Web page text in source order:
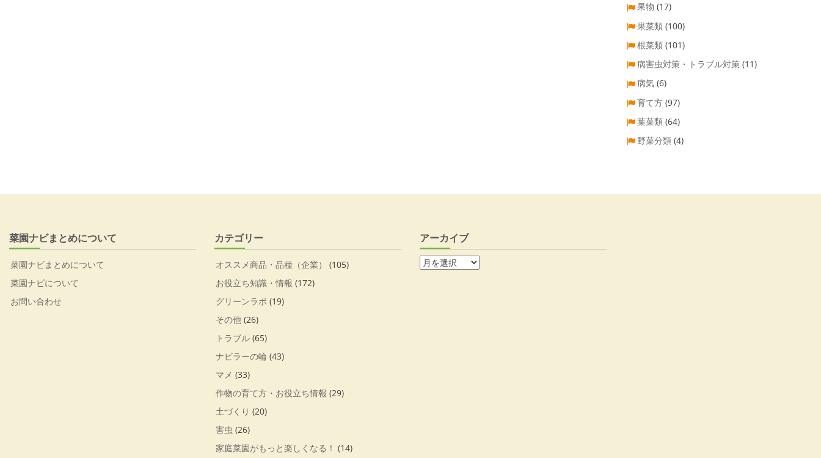
果物 (17)
果菜類 (100)
根菜類 (101)
病害虫対策・トラブル対策 (11)
病気 (6)
育て方 (97)
葉菜類 (64)
野菜分類 (4)
菜園ナビまとめについて
菜園ナビまとめについて
菜園ナビについて
お問い合わせ
カテゴリー
オススメ商品・品種（企業）
(105)
お役立ち知識・情報 (172)
グリーンラボ (19)
その他 (26)
トラブル (65)
ナビラーの輪 (43)
マメ (33)
作物の育て方・お役立ち情報 (29)
土づくり (20)
害虫 (26)
家庭菜園がもっと楽しくなる！ (14)
アーカイブ